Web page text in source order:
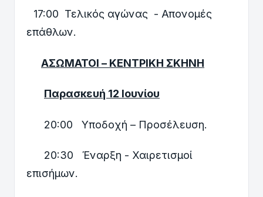
17:00 Τελικός αγώνας - Απονομές
επάθλων.
ΑΣΩΜΑΤΟΙ – ΚΕΝΤΡΙΚΗ ΣΚΗΝΗ
Παρασκευή 12 Ιουνίου
20:00 Υποδοχή – Προσέλευση.
20:30 Έναρξη - Χαιρετισμοί
επισήμων.